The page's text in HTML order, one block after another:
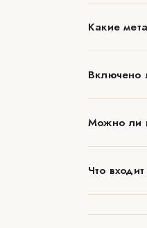
Какие
Включено
Можно ли
Что